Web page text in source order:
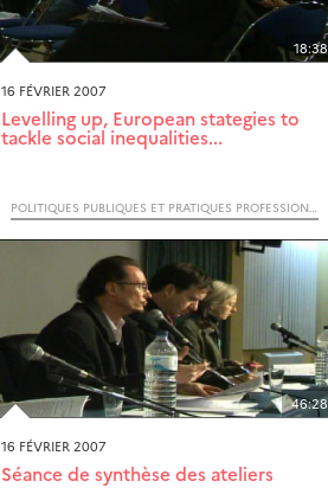
18:38
16 FÉVRIER 2007
Levelling up, European stategies to
tackle social inequalities...
POLITIQUES PUBLIQUES ET PRATIQUES PROFESSIONNELLES FACE AUX INÉGALITÉS SOCIALES DE SANTÉ (COLLOQUE INTERNATIONAL)
46:28
16 FÉVRIER 2007
Séance de synthèse des ateliers